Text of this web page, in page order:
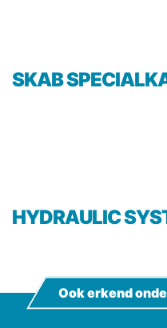
SKAB
HYDRAULIC
Ook erkend